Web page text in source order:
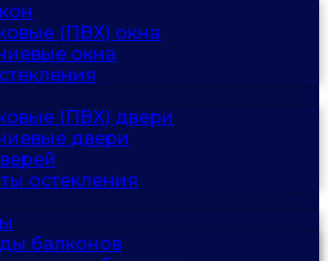
(ПВХ) окна
окна
(ПВХ) двери
двери
остекления
балконов